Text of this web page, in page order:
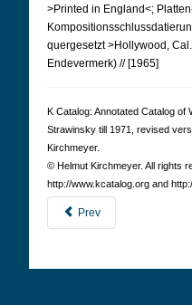
>Printed in England<;
quergesetzt >Hollywood,
Endevermerk) // [1965]
K Cat­a­log: Anno­tated Cat­a­log
Straw­in­sky till 1971, revised
Kirch­meyer.
© Hel­mut Kirch­meyer. All rights
http://www.kcatalog.org and
Prev